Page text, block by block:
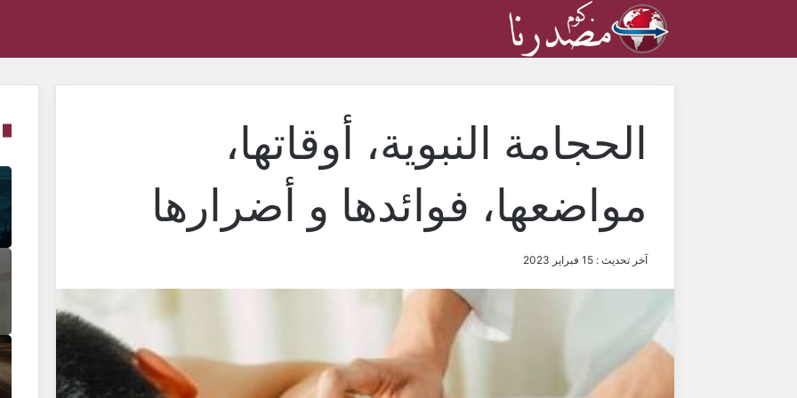
الحجامة النبوية، أوقاتها،
مواضعها، فوائدها و أضرارها
آخر تحديث : 15 فبراير 2023